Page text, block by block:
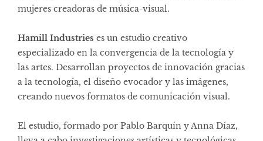
mujeres creadoras de música-visual.
Hamill Industries es un estudio creativo
especializado en la convergencia de la tecnología y
las artes. Desarrollan proyectos de innovación gracias
a la tecnología, el diseño evocador y las imágenes,
creando nuevos formatos de comunicación visual.
El estudio, formado por Pablo Barquín y Anna Díaz,